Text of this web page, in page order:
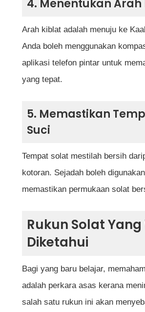
4. Menentukan
Arah kiblat adalah menuju ke
Anda boleh menggunakan
aplikasi telefon pintar untuk
yang tepat.
5. Memastikan
Suci
Tempat solat mestilah bersih
kotoran. Sejadah boleh
memastikan permukaan solat
Rukun Solat
Diketahui
Bagi yang baru belajar,
adalah perkara asas kerana
salah satu rukun ini akan